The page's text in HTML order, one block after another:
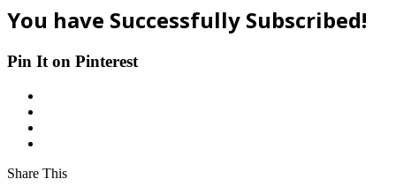
You have Successfully Subscribed!
Pin It on Pinterest
Share This